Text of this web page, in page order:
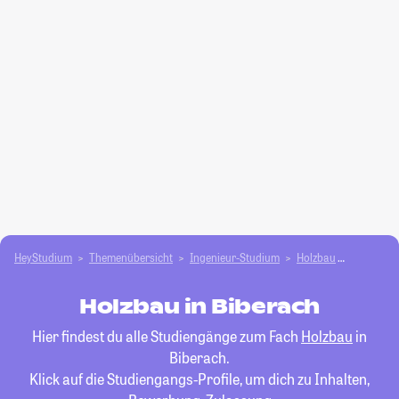
HeyStudium Themenübersicht Ingenieur-Studium Holzbau
Holzbau in Biberach
Hier findest du alle Studiengänge zum Fach Holzbau in
Biberach.
Klick auf die Studiengangs-Profile, um dich zu Inhalten,